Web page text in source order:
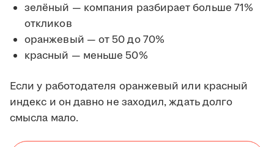
зелёный — компания разбирает больше 71%
откликов
оранжевый — от 50 до 70%
красный — меньше 50%
Если у работодателя оранжевый или красный
индекс и он давно не заходил, ждать долго
смысла мало.